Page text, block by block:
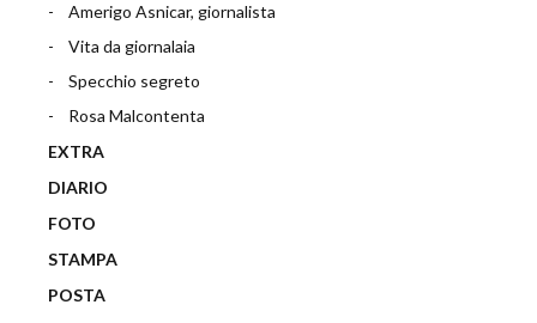
Amerigo Asnicar, giornalista
Vita da giornalaia
Specchio segreto
Rosa Malcontenta
EXTRA
DIARIO
FOTO
STAMPA
POSTA